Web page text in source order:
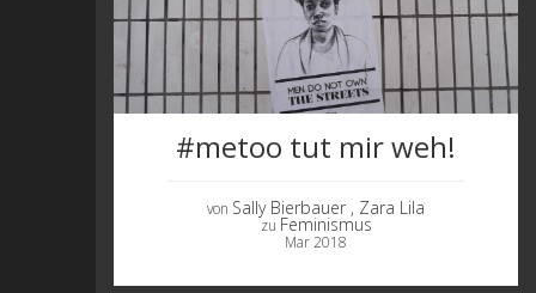
#metoo tut mir weh!
von Sally Bierbauer , Zara Lila
zu Feminismus
Mar 2018